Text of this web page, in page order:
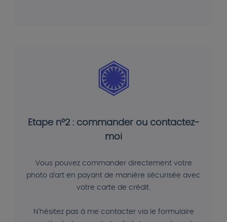
Etape n°2 : commander ou contactez-
moi
Vous pouvez commander directement votre
photo d'art en payant de manière sécurisée avec
votre carte de crédit.
N'hésitez pas à me contacter via le formulaire